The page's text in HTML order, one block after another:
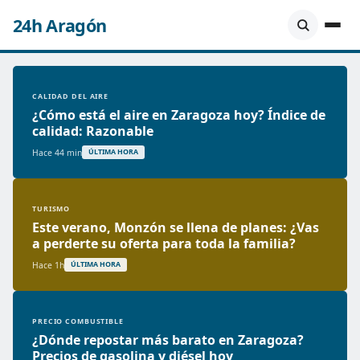
24h Aragón
CALIDAD DEL AIRE
¿Cómo está el aire en Zaragoza hoy? Índice de
calidad: Razonable
Hace 44 min ÚLTIMA HORA
TURISMO
Este verano, Monzón se llena de planes: ¿Vas
a perderte su oferta para toda la familia?
Hace 1h ÚLTIMA HORA
PRECIO COMBUSTIBLE
¿Dónde repostar más barato en Zaragoza?
Precios de gasolina y diésel hoy